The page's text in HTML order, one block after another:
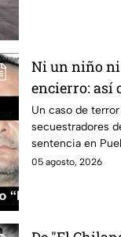
Ni un niño
encierro: así
19 migrantes
Un caso de
secuestradores
sentencia en
05 agosto, 2026